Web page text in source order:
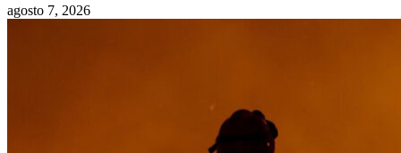
agosto 7, 2026